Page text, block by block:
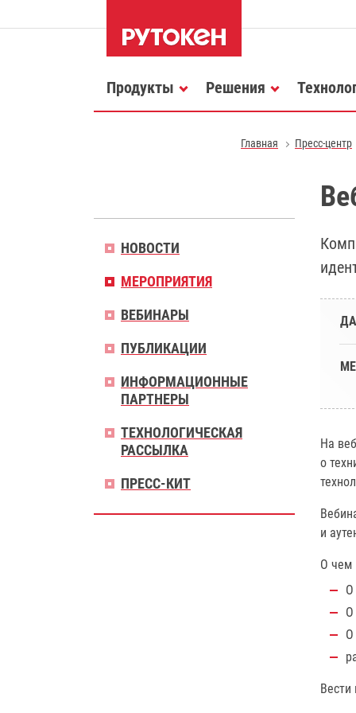
Продукты Решения
Главная Пресс-центр
На
о
и
О чем
О
О
О
НОВОСТИ
МЕРОПРИЯТИЯ
ВЕБИНАРЫ
ПУБЛИКАЦИИ
ИНФОРМАЦИОННЫЕ
ПАРТНЕРЫ
ТЕХНОЛОГИЧЕСКАЯ
РАССЫЛКА
ПРЕСС-КИТ